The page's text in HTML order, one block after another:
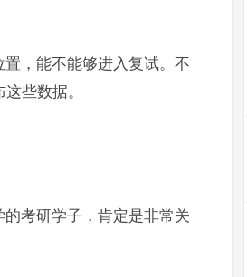
，能不能够进入复试。不
些数据。
考研学子，肯定是非常关